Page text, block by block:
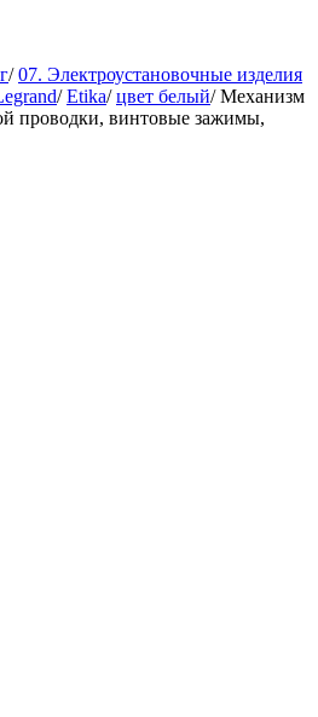
/ 07. Электроустановочные изделия
/ Etika/ цвет белый/ Механизм
проводки, винтовые зажимы,